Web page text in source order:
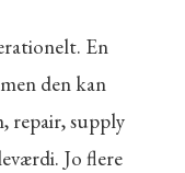
En
den kan
repair, supply
Jo flere